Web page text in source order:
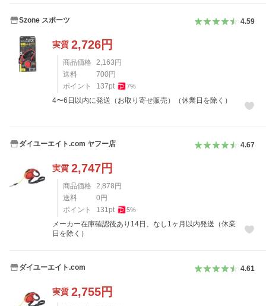
Szone スポーツ 4.59
実質 2,726円
商品価格 2,163 円
送料
700 円
ポイント
137pt 7%
4〜6日以内に発送（お取り寄せ販売）（休業日を除く）
ダイユーエイト.com ヤフー店 4.67
実質 2,747円
商品価格 2,878 円
送料
0 円
ポイント
131pt 5%
メーカー在庫確認後あり14日、なし1ヶ月以内発送（休業
日を除く）
ダイユーエイト.com 4.61
実質 2,755円